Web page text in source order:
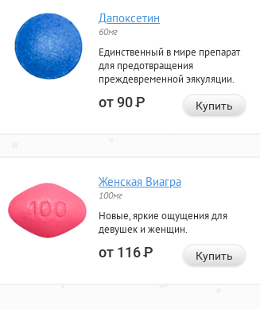
Дапоксетин
60мг
Единственный в мире препарат
для предотвращения
преждевременной эякуляции.
от 90Р Купить
Женская Виагра
100мг
Новые, яркие ощущения для
девушек и женщин.
от 116Р Купить